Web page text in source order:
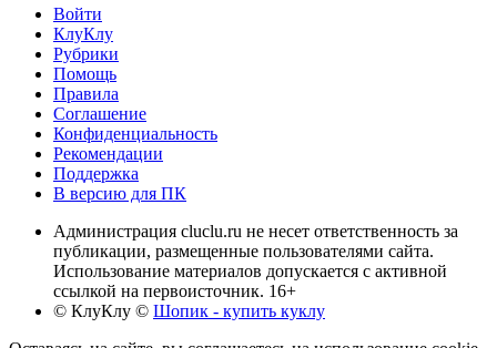
Войти
КлуКлу
Рубрики
Помощь
Правила
Соглашение
Конфиденциальность
Рекомендации
Поддержка
В версию для ПК
Администрация cluclu.ru не несет ответственность за
публикации, размещенные пользователями сайта.
Использование материалов допускается с активной
ссылкой на первоисточник. 16+
© КлуКлу © Шопик - купить куклу